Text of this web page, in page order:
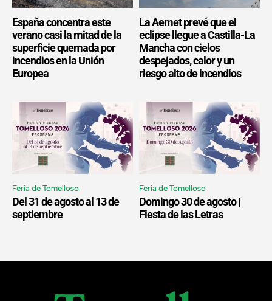
España concentra este
verano casi la mitad de la
superficie quemada por
incendios en la Unión
Europea
La Aemet prevé que el
eclipse llegue a Castilla-La
Mancha con cielos
despejados, calor y un
riesgo alto de incendios
Feria de Tomelloso
Del 31 de agosto al 13 de
septiembre
Feria de Tomelloso
Domingo 30 de agosto |
Fiesta de las Letras